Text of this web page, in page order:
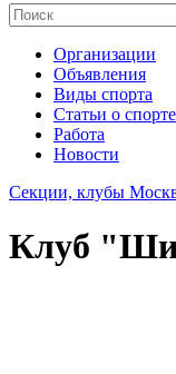
Организации
Объявления
Виды спорта
Статьи о спорте
Работа
Новости
Секции, клубы
Клуб